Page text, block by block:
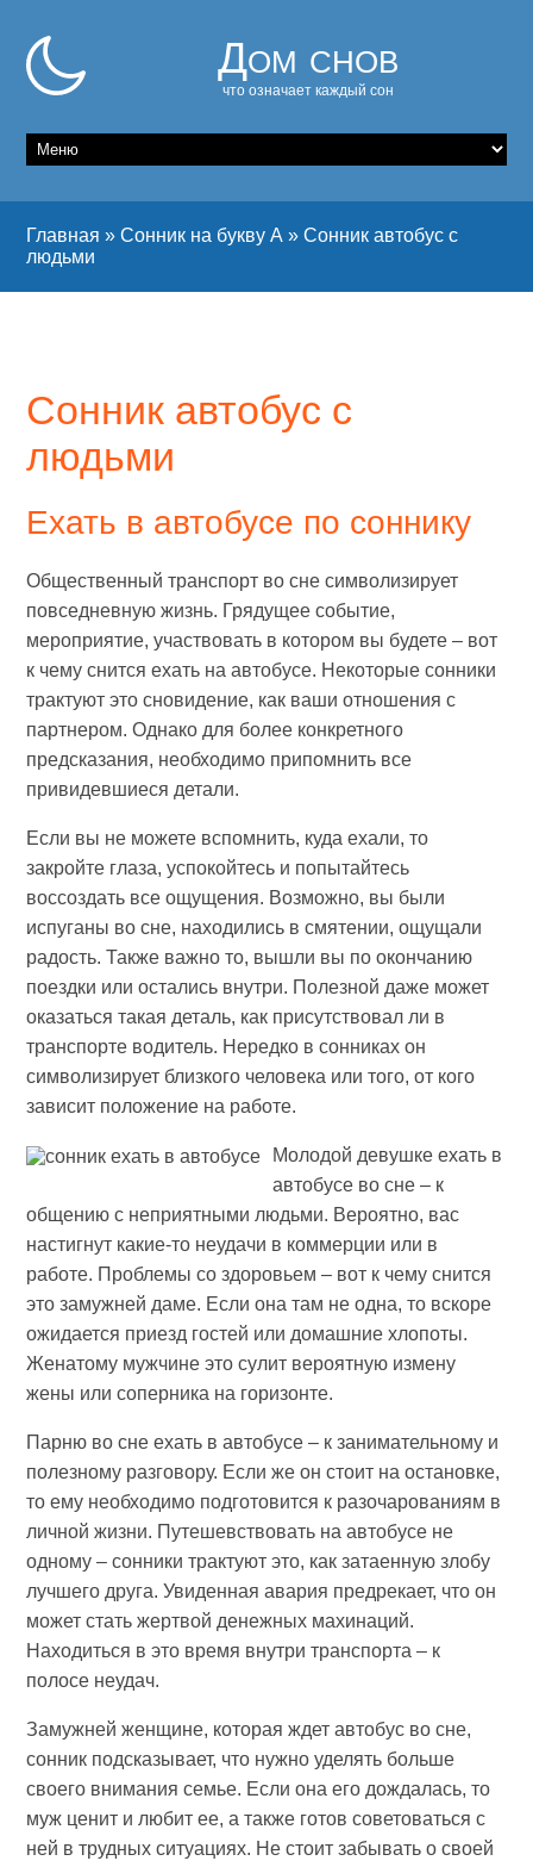
Дом снов
что означает каждый сон
Главная »Сонник на букву А »Сонник автобус с
людьми
Сонник автобус с
людьми
Ехать в автобусе по соннику
Общественный транспорт во сне символизирует
повседневную жизнь. Грядущее событие,
мероприятие, участвовать в котором вы будете – вот
к чему снится ехать на автобусе. Некоторые сонники
трактуют это сновидение, как ваши отношения с
партнером. Однако для более конкретного
предсказания, необходимо припомнить все
привидевшиеся детали.
Если вы не можете вспомнить, куда ехали, то
закройте глаза, успокойтесь и попытайтесь
воссоздать все ощущения. Возможно, вы были
испуганы во сне, находились в смятении, ощущали
радость. Также важно то, вышли вы по окончанию
поездки или остались внутри. Полезной даже может
оказаться такая деталь, как присутствовал ли в
транспорте водитель. Нередко в сонниках он
символизирует близкого человека или того, от кого
зависит положение на работе.
Молодой девушке ехать в
автобусе во сне – к
общению с неприятными людьми. Вероятно, вас
настигнут какие-то неудачи в коммерции или в
работе. Проблемы со здоровьем – вот к чему снится
это замужней даме. Если она там не одна, то вскоре
ожидается приезд гостей или домашние хлопоты.
Женатому мужчине это сулит вероятную измену
жены или соперника на горизонте.
Парню во сне ехать в автобусе – к занимательному и
полезному разговору. Если же он стоит на остановке,
то ему необходимо подготовится к разочарованиям в
личной жизни. Путешевствовать на автобусе не
одному – сонники трактуют это, как затаенную злобу
лучшего друга. Увиденная авария предрекает, что он
может стать жертвой денежных махинаций.
Находиться в это время внутри транспорта – к
полосе неудач.
Замужней женщине, которая ждет автобус во сне,
сонник подсказывает, что нужно уделять больше
своего внимания семье. Если она его дождалась, то
муж ценит и любит ее, а также готов советоваться с
ней в трудных ситуациях. Не стоит забывать о своей